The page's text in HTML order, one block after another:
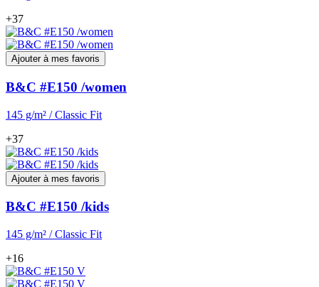
+37
Ajouter à mes favoris
B&C #E150 /women
145 g/m² / Classic Fit
+37
Ajouter à mes favoris
B&C #E150 /kids
145 g/m² / Classic Fit
+16